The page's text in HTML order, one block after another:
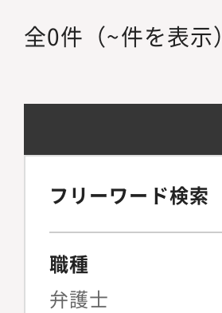
全0件 （~件を表示）
フリーワード検索
職種
弁護士